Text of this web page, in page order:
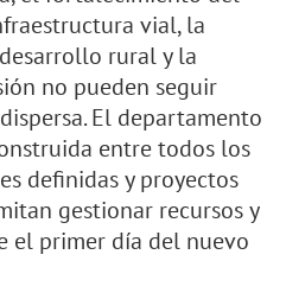
vial, la
rural y la
no pueden seguir
El departamento
entre todos los
definidas y proyectos
gestionar recursos y
el primer día del nuevo